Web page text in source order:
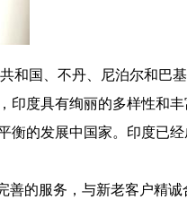
和国、不丹、尼泊尔和巴
印度具有绚丽的多样性和
的发展中国家。印度已
善的服务，与新老客户精诚